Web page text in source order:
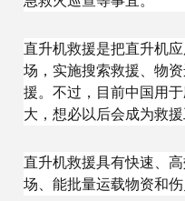
直升机救援是把直升机
场，实施搜索救援、物
援。不过，目前中国用
大，想必以后会成为救
直升机救援具有快速、
场、能批量运载物资和